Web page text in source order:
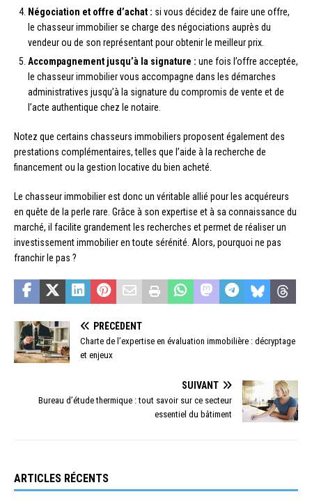
Négociation et offre d’achat : si vous décidez de faire une offre,
le chasseur immobilier se charge des négociations auprès du
vendeur ou de son représentant pour obtenir le meilleur prix.
Accompagnement jusqu’à la signature : une fois l’offre acceptée,
le chasseur immobilier vous accompagne dans les démarches
administratives jusqu’à la signature du compromis de vente et de
l’acte authentique chez le notaire.
Notez que certains chasseurs immobiliers proposent également des
prestations complémentaires, telles que l’aide à la recherche de
financement ou la gestion locative du bien acheté.
Le chasseur immobilier est donc un véritable allié pour les acquéreurs
en quête de la perle rare. Grâce à son expertise et à sa connaissance du
marché, il facilite grandement les recherches et permet de réaliser un
investissement immobilier en toute sérénité. Alors, pourquoi ne pas
franchir le pas ?
PRÉCÉDENT
Charte de l’expertise en évaluation immobilière : décryptage
et enjeux
SUIVANT
Bureau d’étude thermique : tout savoir sur ce secteur
essentiel du bâtiment
ARTICLES RÉCENTS